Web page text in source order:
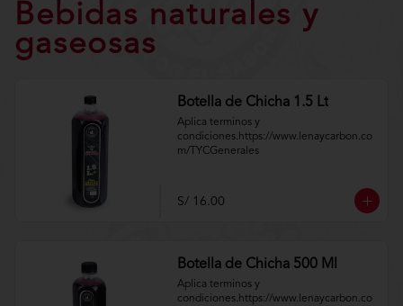
Bebidas naturales y
gaseosas
Botella de Chicha 1.5 Lt
Aplica terminos y
condiciones.https://www.lenaycarbon.co
m/TYCGenerales
S/ 16.00
Botella de Chicha 500 Ml
Aplica terminos y
condiciones.https://www.lenaycarbon.co